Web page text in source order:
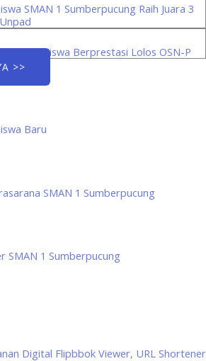
SMAN 1 Sumberpucung Raih Juara 3
Tiga Siswa Berprestasi Lolos OSN-P
>>
Baru
SMAN 1 Sumberpucung
SMAN 1 Sumberpucung
Digital Flipbbok Viewer, URL Shortener